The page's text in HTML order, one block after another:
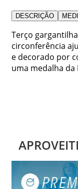
DESCRIÇÃO
Terço
circonferência
e decorado por
uma medalha da